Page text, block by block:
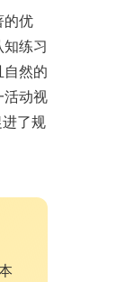
的优
练习
然的
动视
了规